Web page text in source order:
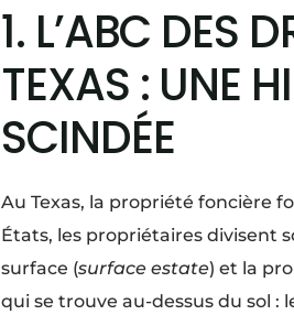
1. L’ABC DES
TEXAS : UNE
SCINDÉE
Au Texas, la propriété foncière
États, les propriétaires divisent
surface (surface estate) et la
qui se trouve au-dessus du sol :